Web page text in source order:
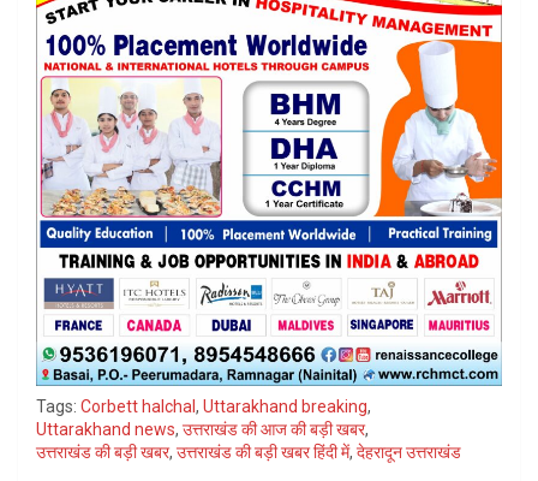
Tags: Corbett halchal, Uttarakhand breaking,
Uttarakhand news, उत्तराखंड की आज की बड़ी खबर,
उत्तराखंड की बड़ी खबर, उत्तराखंड की बड़ी खबर हिंदी में, देहरादून उत्तराखंड